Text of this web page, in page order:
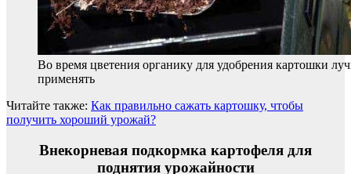
Во время цветения органику для удобрения картошки
применять
Читайте также: Как правильно сажать картошку, чтобы
получить хороший урожай?
Внекорневая подкормка картофеля для
поднятия урожайности